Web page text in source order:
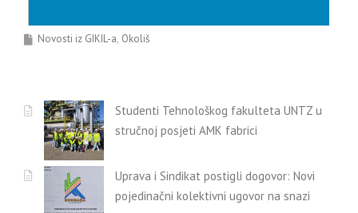
Novosti iz GIKIL-a Okoliš
Studenti Tehnološkog fakulteta UNTZ u
stručnoj posjeti AMK fabrici
Uprava i Sindikat postigli dogovor: Novi
pojedinačni kolektivni ugovor na snazi